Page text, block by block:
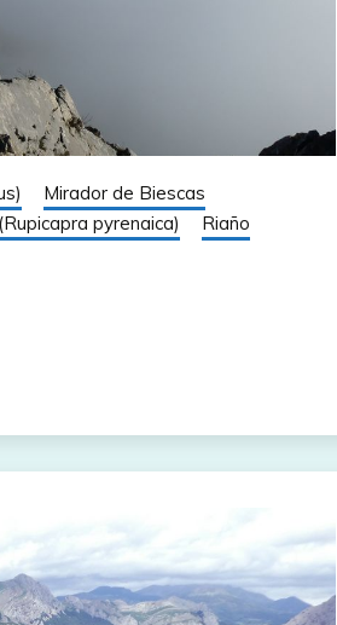
Mirador de Biescas
pyrenaica) Riaño